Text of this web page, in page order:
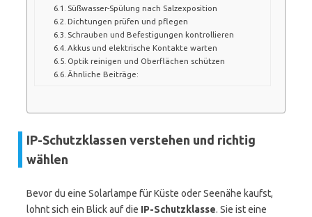
Süßwasser-Spülung nach Salzexposition
Dichtungen prüfen und pflegen
Schrauben und Befestigungen kontrollieren
Akkus und elektrische Kontakte warten
Optik reinigen und Oberflächen schützen
Ähnliche Beiträge:
IP-Schutzklassen verstehen und richtig
wählen
Bevor du eine Solarlampe für Küste oder Seenähe kaufst,
lohnt sich ein Blick auf die IP-Schutzklasse. Sie ist eine